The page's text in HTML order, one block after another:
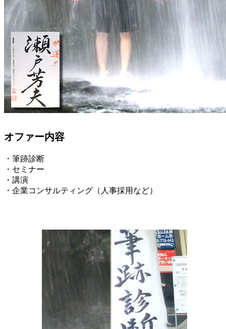
オファー内容
・筆跡診断
・セミナー
・講演
・企業コンサルティング（人事採用など）